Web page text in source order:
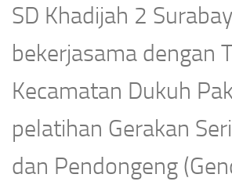
SD Khadijah 2
bekerjasama dengan
Kecamatan Dukuh
pelatihan Gerakan
dan Pendongeng